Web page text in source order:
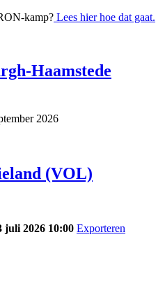
kamp? Lees hier hoe dat gaat.
Haamstede
2026
(VOL)
juli 2026 10:00 Exporteren